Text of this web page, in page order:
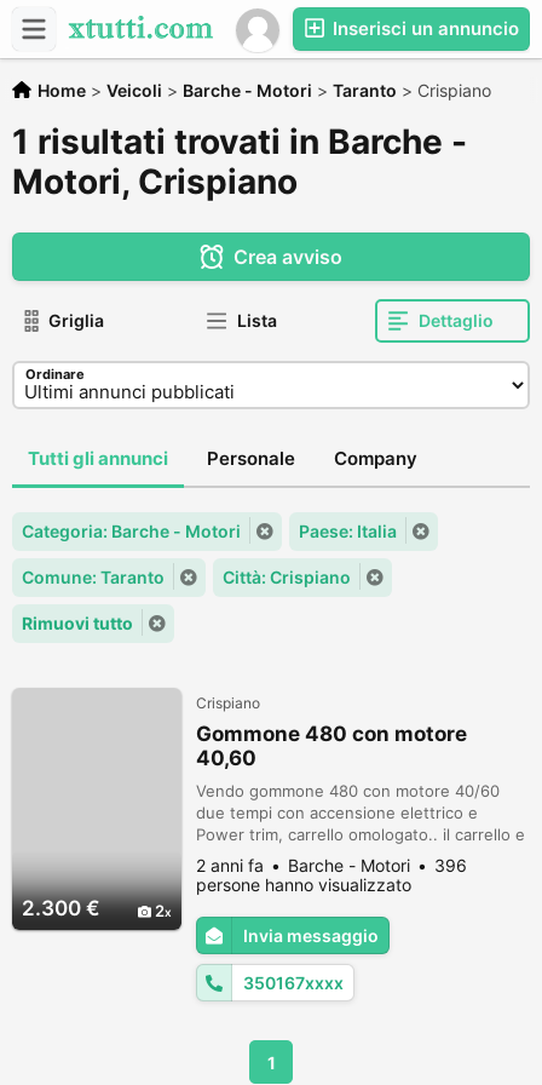
Inserisci un annuncio
Home > Veicoli > Barche - Motori > Taranto > Crispiano
1 risultati trovati in Barche -
Motori, Crispiano
Crea avviso
Griglia Lista Dettaglio
Ordinare
Tutti gli annunci Personale Company
Categoria: Barche - Motori Paese: Italia
Comune: Taranto Città: Crispiano
Rimuovi tutto
2.300 € 2
Crispiano
Gommone 480 con motore
40,60
Vendo gommone 480 con motore 40/60
due tempi con accensione elettrico e
Power trim, carrello omologato.. il carrello e
omologato ma bisogna fare il collaudo, il
carrello e in buonissime condizioni.. prezzo
poco trattabile.
2 anni fa Barche - Motori
396
persone hanno visualizzato
Invia messaggio
350167xxxx
1